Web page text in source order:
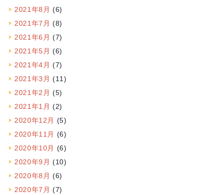
2021年8月 (6)
2021年7月 (8)
2021年6月 (7)
2021年5月 (6)
2021年4月 (7)
2021年3月 (11)
2021年2月 (5)
2021年1月 (2)
2020年12月 (5)
2020年11月 (6)
2020年10月 (6)
2020年9月 (10)
2020年8月 (6)
2020年7月 (7)